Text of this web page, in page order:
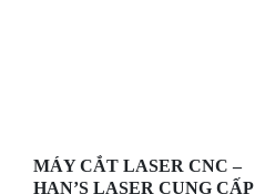
MÁY CẮT LASER CNC –
HAN’S LASER CUNG CẤP